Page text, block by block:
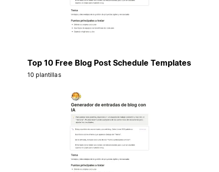
Top 10 Free Blog Post Schedule Templates
10 plantillas